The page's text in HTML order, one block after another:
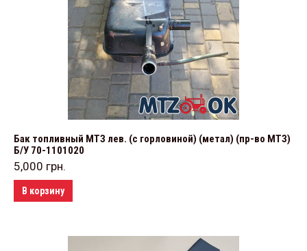
Бак топливный МТЗ лев. (с горловиной) (метал) (пр-во МТЗ)
Б/У 70-1101020
5,000 грн.
В корзину